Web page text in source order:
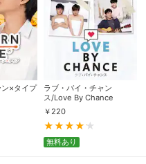
×タイプ
ラブ・バイ・チャン
ス/Love By Chance
￥ 220
無料あり